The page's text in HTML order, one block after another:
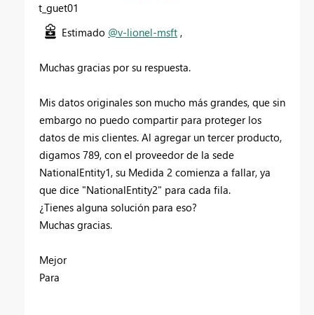
t_guet01
Estimado @v-lionel-msft ,
Muchas gracias por su respuesta.
Mis datos originales son mucho más grandes, que sin
embargo no puedo compartir para proteger los
datos de mis clientes. Al agregar un tercer producto,
digamos 789, con el proveedor de la sede
NationalEntity1, su Medida 2 comienza a fallar, ya
que dice "NationalEntity2" para cada fila.
¿Tienes alguna solución para eso?
Muchas gracias.
Mejor
Para